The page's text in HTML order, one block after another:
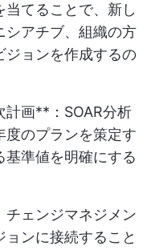
てることで、新し
シアチブ、組織の方
ジョンを作成するの
計画**：SOAR分析
度のプランを策定す
基準値を明確にする
チェンジマネジメン
ンに接続すること